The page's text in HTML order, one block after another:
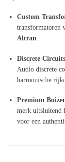
Custom
transformatoren
Altran.
Discrete
Audio discrete
harmonische
Premium
merk uitsluitend
voor een